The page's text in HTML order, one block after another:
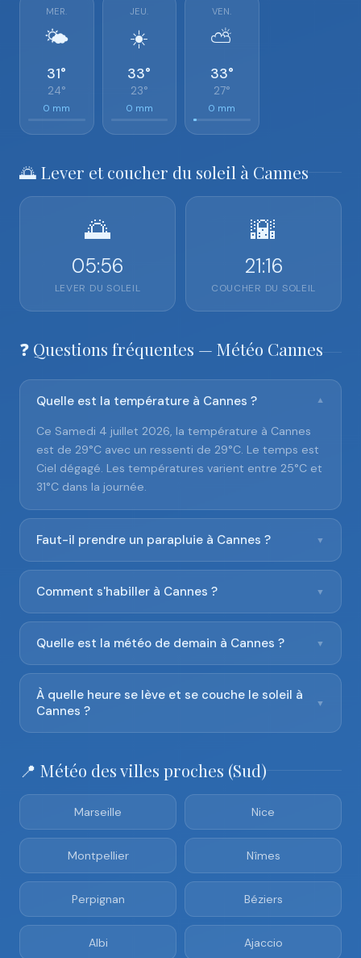
MER.
🌤️
31°
24°
0 mm
JEU.
☀️
33°
23°
0 mm
VEN.
⛅
33°
27°
0 mm
🌅 Lever et coucher du soleil à Cannes
🌅
05:56
LEVER DU SOLEIL
🌇
21:16
COUCHER DU SOLEIL
❓ Questions fréquentes — Météo Cannes
Quelle est la température à Cannes ? ▼
Ce Samedi 4 juillet 2026, la température à Cannes
est de 29°C avec un ressenti de 29°C. Le temps est
Ciel dégagé. Les températures varient entre 25°C et
31°C dans la journée.
Faut-il prendre un parapluie à Cannes ? ▼
Comment s'habiller à Cannes ? ▼
Quelle est la météo de demain à Cannes ? ▼
À quelle heure se lève et se couche le soleil à
Cannes ?
▼
📍 Météo des villes proches (Sud)
Marseille Nice
Montpellier Nîmes
Perpignan Béziers
Albi Ajaccio